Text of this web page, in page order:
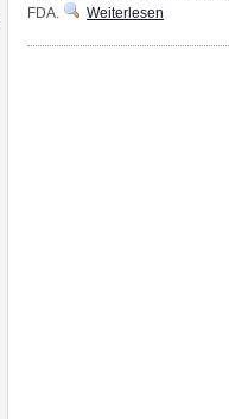
FDA.
Weiterlesen